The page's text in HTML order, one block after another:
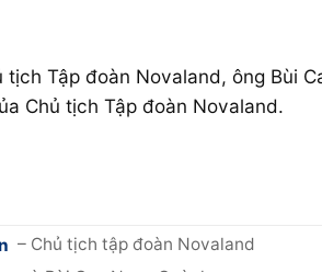
Tập đoàn Novaland, ông Bùi
Chủ tịch Tập đoàn Novaland.
– Chủ tịch tập đoàn Novaland